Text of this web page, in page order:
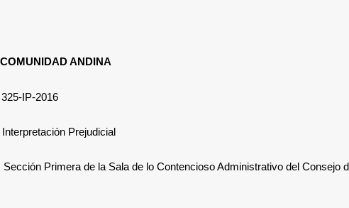
ANDINA
325-IP-2016
Interpretación Prejudicial
la Sala de lo Contencioso Administrativo del Consejo de